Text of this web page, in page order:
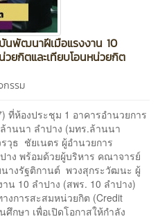
นพัฒนาฝีเมือแรงงาน 10
วยกิตและเทียบโอนหน่วยกิต
กรรม
องประชุม 1 อาคารอำนวยการ
านนา ลำปาง (มทร.ล้านนา
วุธ ชัยเนตร ผู้อำนวยการ
ง พร้อมด้วยผู้บริหาร คณาจารย์
างรัฐติกานต์ พวงสุกระวัฒนะ ผู้
น 10 ลำปาง (สพร. 10 ลำปาง)
งการสะสมหน่วยกิต (Credit
กษา เพื่อเปิดโอกาสให้กำลัง